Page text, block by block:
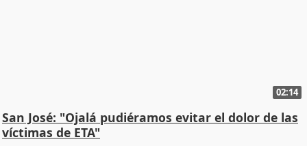
02:14
San José: "Ojalá pudiéramos evitar el dolor de las
víctimas de ETA"